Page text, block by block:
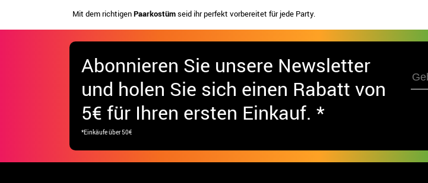
Mit dem richtigenPaarkostümseid ihr perfekt vorbereitet für jede Party.
Abonnieren Sie unsere Newsletter
und holen Sie sich einen Rabatt von
5€ für Ihren ersten Einkauf. *
*Einkäufe über 50€